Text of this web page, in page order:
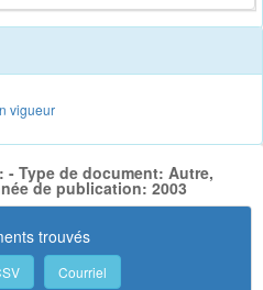
vigueur
- Type de document: Autre,
de publication: 2003
trouvés
Courriel